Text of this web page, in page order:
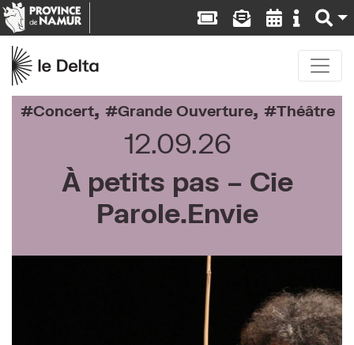
Concert, Grande Ouverture, Théâtre
12.09.26
À petits pas – Cie
Parole.Envie